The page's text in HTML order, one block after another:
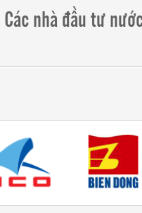
Các nhà đầu tư